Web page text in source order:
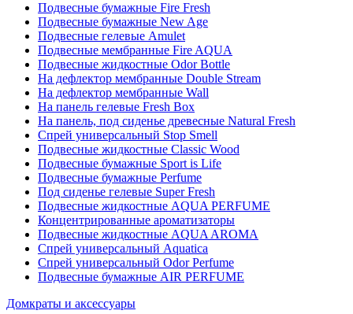
Подвесные бумажные Fire Fresh
Подвесные бумажные New Age
Подвесные гелевые Amulet
Подвесные мембранные Fire AQUA
Подвесные жидкостные Odor Bottle
На дефлектор мембранные Double Stream
На дефлектор мембранные Wall
На панель гелевые Fresh Box
На панель, под сиденье древесные Natural Fresh
Спрей универсальный Stop Smell
Подвесные жидкостные Classic Wood
Подвесные бумажные Sport is Life
Подвесные бумажные Perfume
Под сиденье гелевые Super Fresh
Подвесные жидкостные AQUA PERFUME
Концентрированные ароматизаторы
Подвесные жидкостные AQUA AROMA
Спрей универсальный Aquatica
Спрей универсальный Odor Perfume
Подвесные бумажные AIR PERFUME
Домкраты и аксессуары